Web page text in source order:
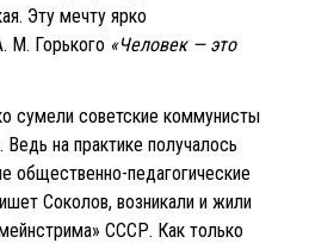
Эту мечту ярко
М. Горького «Человек — это
сумели советские коммунисты
Ведь на практике получалось
общественно-педагогические
Соколов, возникали и жили
СССР. Как только